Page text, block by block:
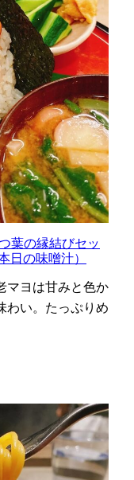
葉の縁結びセッ
日の味噌汁）
マヨは甘みと色か
わい。たっぷりめ